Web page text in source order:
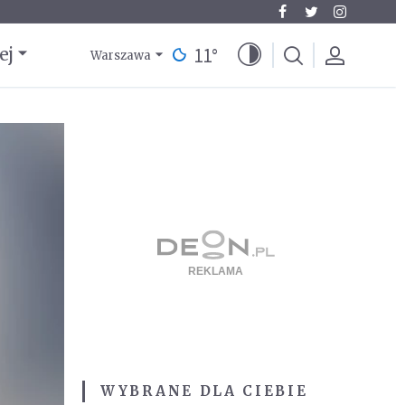
Warszawa 11°
WYBRANE DLA CIEBIE